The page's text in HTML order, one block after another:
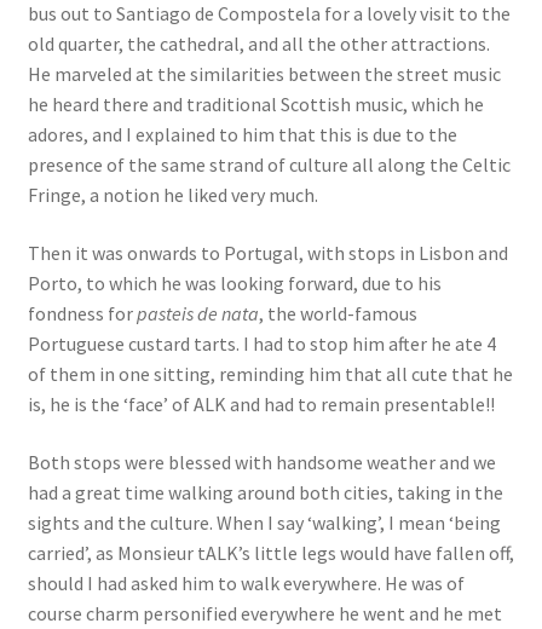
Terms and Conditions
Categories
Events
Locations
My Bookings
Private
bus out to Santiago de Compostela for a lovely visit to the
old quarter, the cathedral, and all the other attractions.
He marveled at the similarities between the street music
he heard there and traditional Scottish music, which he
adores, and I explained to him that this is due to the
presence of the same strand of culture all along the Celtic
Fringe, a notion he liked very much.
Then it was onwards to Portugal, with stops in Lisbon and
Porto, to which he was looking forward, due to his
fondness forpasteis de nata, the world-famous
Portuguese custard tarts. I had to stop him after he ate 4
of them in one sitting, reminding him that all cute that he
is, he is the ‘face’ of ALK and had to remain presentable!!
Both stops were blessed with handsome weather and we
had a great time walking around both cities, taking in the
sights and the culture. When I say ‘walking’, I mean ‘being
carried’, as Monsieur tALK’s little legs would have fallen off,
should I had asked him to walk everywhere. He was of
course charm personified everywhere he went and he met